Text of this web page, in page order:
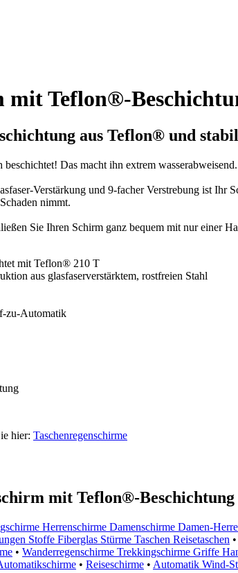
mit Teflon®-
aus Teflon® und
Das macht ihn extrem
Verstärkung und 9-facher Verstrebung ist
nimmt.
Sie Ihren Schirm ganz bequem mit nur einer
mit Teflon® 210 T
aus glasfaserverstärktem, rostfreien Stahl
zu-Automatik
hier: Taschenregenschirme
mit Teflon®-Beschichtung
Herrenschirme Damenschirme Damen-
Stoffe Fiberglas Stürme Taschen Reisetaschen •
• Wanderregenschirme Trekkingschirme Griffe
• Reiseschirme • Automatik Wind-